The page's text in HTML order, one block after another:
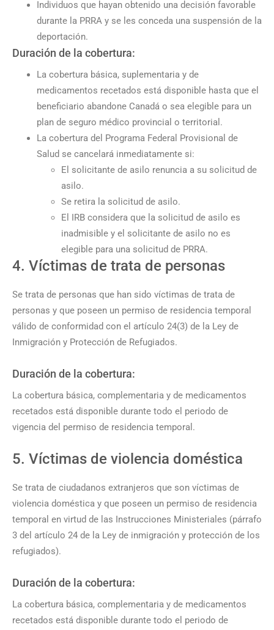
Individuos que hayan obtenido una decisión favorable
durante la PRRA y se les conceda una suspensión de la
deportación.
Duración de la cobertura:
La cobertura básica, suplementaria y de
medicamentos recetados está disponible hasta que el
beneficiario abandone Canadá o sea elegible para un
plan de seguro médico provincial o territorial.
La cobertura del Programa Federal Provisional de
Salud se cancelará inmediatamente si:
El solicitante de asilo renuncia a su solicitud de
asilo.
Se retira la solicitud de asilo.
El IRB considera que la solicitud de asilo es
inadmisible y el solicitante de asilo no es
elegible para una solicitud de PRRA.
4. Víctimas de trata de personas
Se trata de personas que han sido víctimas de trata de
personas y que poseen un permiso de residencia temporal
válido de conformidad con el artículo 24(3) de la Ley de
Inmigración y Protección de Refugiados.
Duración de la cobertura:
La cobertura básica, complementaria y de medicamentos
recetados está disponible durante todo el periodo de
vigencia del permiso de residencia temporal.
5. Víctimas de violencia doméstica
Se trata de ciudadanos extranjeros que son víctimas de
violencia doméstica y que poseen un permiso de residencia
temporal en virtud de las Instrucciones Ministeriales (párrafo
3 del artículo 24 de la Ley de inmigración y protección de los
refugiados).
Duración de la cobertura:
La cobertura básica, complementaria y de medicamentos
recetados está disponible durante todo el periodo de